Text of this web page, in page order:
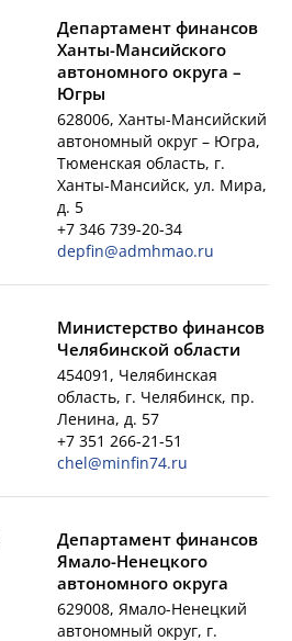
Департамент финансов
Ханты-Мансийского
автономного округа –
Югры
628006, Ханты-Мансийский
автономный округ – Югра,
Тюменская область, г.
Ханты-Мансийск, ул. Мира,
д. 5
+7 346 739-20-34
depfin@admhmao.ru
Министерство финансов
Челябинской области
454091, Челябинская
область, г. Челябинск, пр.
Ленина, д. 57
+7 351 266-21-51
chel@minfin74.ru
Департамент финансов
Ямало-Ненецкого
автономного округа
629008, Ямало-Ненецкий
автономный округ, г.